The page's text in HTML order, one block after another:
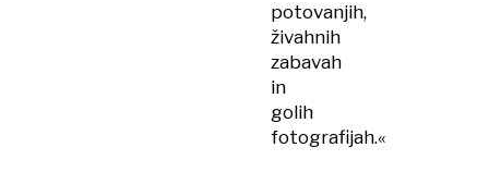
potovanjih,
živahnih
zabavah
in
golih
fotografijah.«